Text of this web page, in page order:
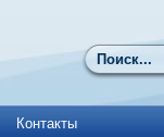
Поиск
Контакты